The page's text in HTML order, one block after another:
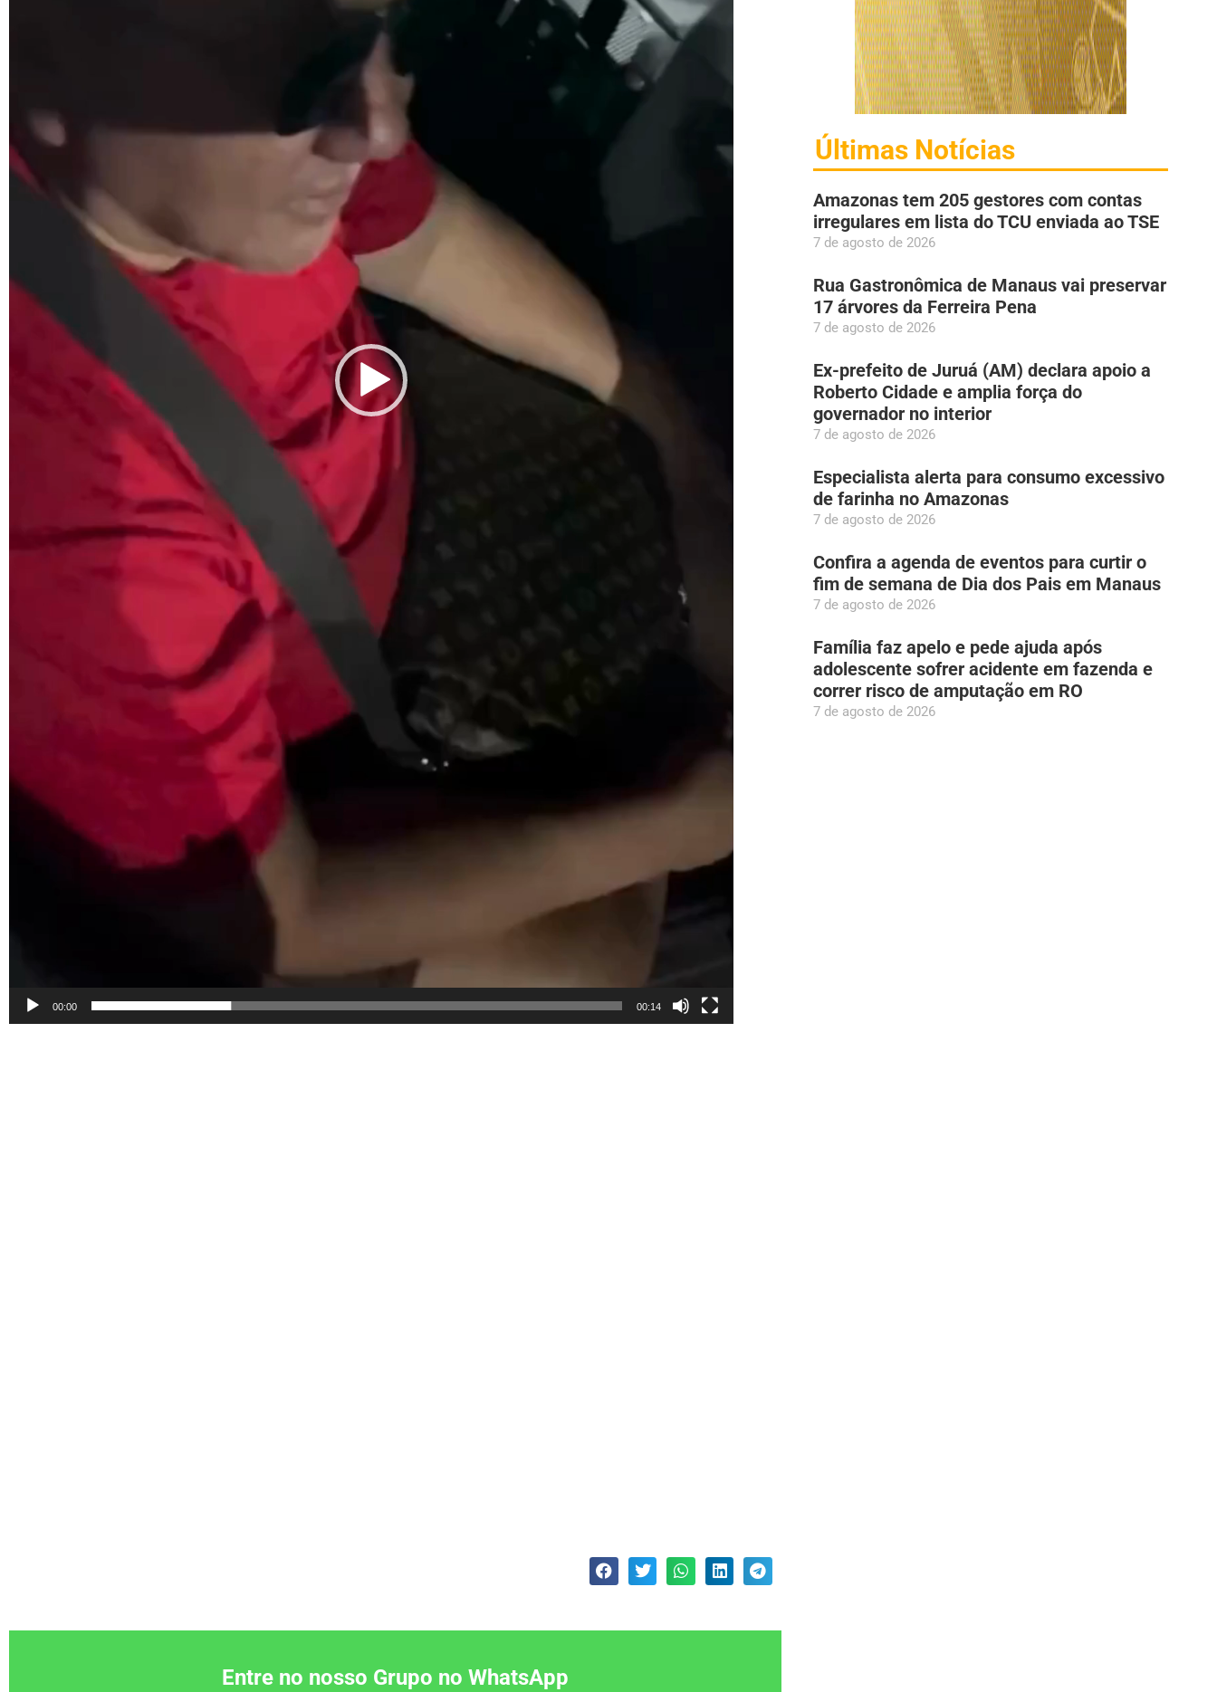
00:00 00:14
Entre no nosso Grupo no WhatsApp
Últimas Notícias
Amazonas tem 205 gestores com contas
irregulares em lista do TCU enviada ao TSE
7 de agosto de 2026
Rua Gastronômica de Manaus vai preservar
17 árvores da Ferreira Pena
7 de agosto de 2026
Ex-prefeito de Juruá (AM) declara apoio a
Roberto Cidade e amplia força do
governador no interior
7 de agosto de 2026
Especialista alerta para consumo excessivo
de farinha no Amazonas
7 de agosto de 2026
Confira a agenda de eventos para curtir o
fim de semana de Dia dos Pais em Manaus
7 de agosto de 2026
Família faz apelo e pede ajuda após
adolescente sofrer acidente em fazenda e
correr risco de amputação em RO
7 de agosto de 2026